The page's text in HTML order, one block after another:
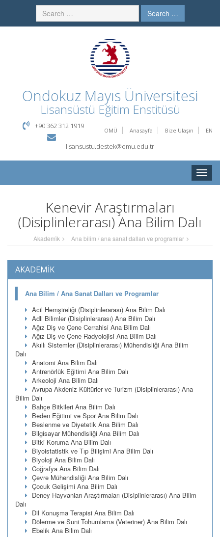
Search …
Ondokuz Mayıs Üniversitesi
Lisansüstü Eğitim Enstitüsü
OMÜ Anasayfa Bize Ulaşın EN
+90 362 312 1919
lisansustu.destek@omu.edu.tr
Toggle
Kenevir Araştırmaları
(Disiplinlerarası) Ana Bilim Dalı
Akademi̇k Ana bilim / ana sanat dalları ve programlar
AKADEMİK
Ana Bilim / Ana Sanat Dalları ve Programlar
Acil Hemşireliği (Disiplinlerarası) Ana Bilim Dalı
Adli Bilimler (Disiplinlerarası) Ana Bilim Dalı
Ağız Diş ve Çene Cerrahisi Ana Bilim Dalı
Ağız Diş ve Çene Radyolojisi Ana Bilim Dalı
Akıllı Sistemler (Disiplinlerarası) Mühendisliği Ana Bilim
Dalı
Anatomi Ana Bilim Dalı
Antrenörlük Eğitimi Ana Bilim Dalı
Arkeoloji Ana Bilim Dalı
Avrupa-Akdeniz Kültürler ve Turizm (Disiplinlerarası) Ana
Bilim Dalı
Bahçe Bitkileri Ana Bilim Dalı
Beden Eğitimi ve Spor Ana Bilim Dalı
Beslenme ve Diyetetik Ana Bilim Dalı
Bilgisayar Mühendisliği Ana Bilim Dalı
Bitki Koruma Ana Bilim Dalı
Biyoistatistik ve Tıp Bilişimi Ana Bilim Dalı
Biyoloji Ana Bilim Dalı
Coğrafya Ana Bilim Dalı
Çevre Mühendisliği Ana Bilim Dalı
Çocuk Gelişimi Ana Bilim Dalı
Deney Hayvanları Araştırmaları (Disiplinlerarası) Ana Bilim
Dalı
Dil Konuşma Terapisi Ana Bilim Dalı
Dölerme ve Suni Tohumlama (Veteriner) Ana Bilim Dalı
Ebelik Ana Bilim Dalı